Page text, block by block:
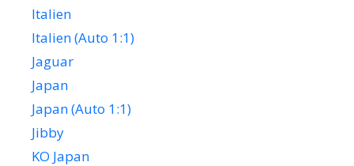
Italien
Italien (Auto 1:1)
Jaguar
Japan
Japan (Auto 1:1)
Jibby
KO Japan